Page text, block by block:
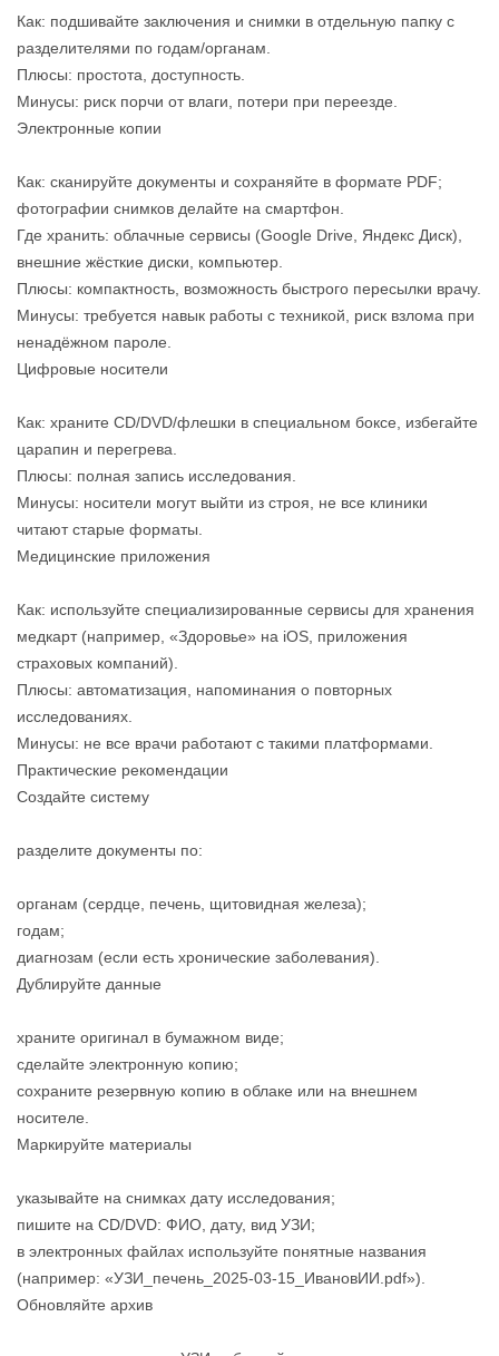
Как: подшивайте заключения и снимки в отдельную папку с
разделителями по годам/органам.
Плюсы: простота, доступность.
Минусы: риск порчи от влаги, потери при переезде.
Электронные копии
Как: сканируйте документы и сохраняйте в формате PDF;
фотографии снимков делайте на смартфон.
Где хранить: облачные сервисы (Google Drive, Яндекс Диск),
внешние жёсткие диски, компьютер.
Плюсы: компактность, возможность быстрого пересылки врачу.
Минусы: требуется навык работы с техникой, риск взлома при
ненадёжном пароле.
Цифровые носители
Как: храните CD/DVD/флешки в специальном боксе, избегайте
царапин и перегрева.
Плюсы: полная запись исследования.
Минусы: носители могут выйти из строя, не все клиники
читают старые форматы.
Медицинские приложения
Как: используйте специализированные сервисы для хранения
медкарт (например, «Здоровье» на iOS, приложения
страховых компаний).
Плюсы: автоматизация, напоминания о повторных
исследованиях.
Минусы: не все врачи работают с такими платформами.
Практические рекомендации
Создайте систему
разделите документы по:
органам (сердце, печень, щитовидная железа);
годам;
диагнозам (если есть хронические заболевания).
Дублируйте данные
храните оригинал в бумажном виде;
сделайте электронную копию;
сохраните резервную копию в облаке или на внешнем
носителе.
Маркируйте материалы
указывайте на снимках дату исследования;
пишите на CD/DVD: ФИО, дату, вид УЗИ;
в электронных файлах используйте понятные названия
(например: «УЗИ_печень_2025‑03‑15_ИвановИИ.pdf»).
Обновляйте архив